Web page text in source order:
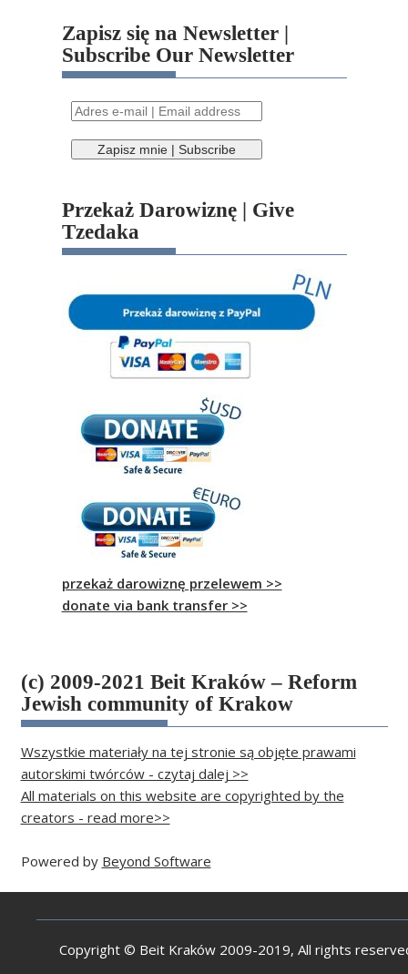
Zapisz się na Newsletter |
Subscribe Our Newsletter
Przekaż Darowiznę | Give
Tzedaka
przekaż darowiznę przelewem >>
donate via bank transfer >>
(c) 2009-2021 Beit Kraków – Reform
Jewish community of Krakow
Wszystkie materiały na tej stronie są objęte prawami
autorskimi twórców - czytaj dalej >>
All materials on this website are copyrighted by the
creators - read more>>
Powered by Beyond Software
Copyright © Beit Kraków 2009-2019, All rights